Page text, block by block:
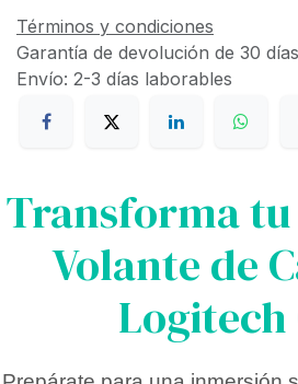
Términos y condiciones
Garantía de devolución de 30 días
Envío: 2-3 días laborables
Transforma
Volante de
Logitech